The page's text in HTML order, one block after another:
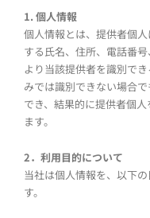
1. 個人情報
個人情報とは、提供者個
する氏名、住所、電話番
より当該提供者を識別で
みでは識別できない場合
でき、結果的に提供者個
ます。
2．利用目的について
当社は個人情報を、以下
す。